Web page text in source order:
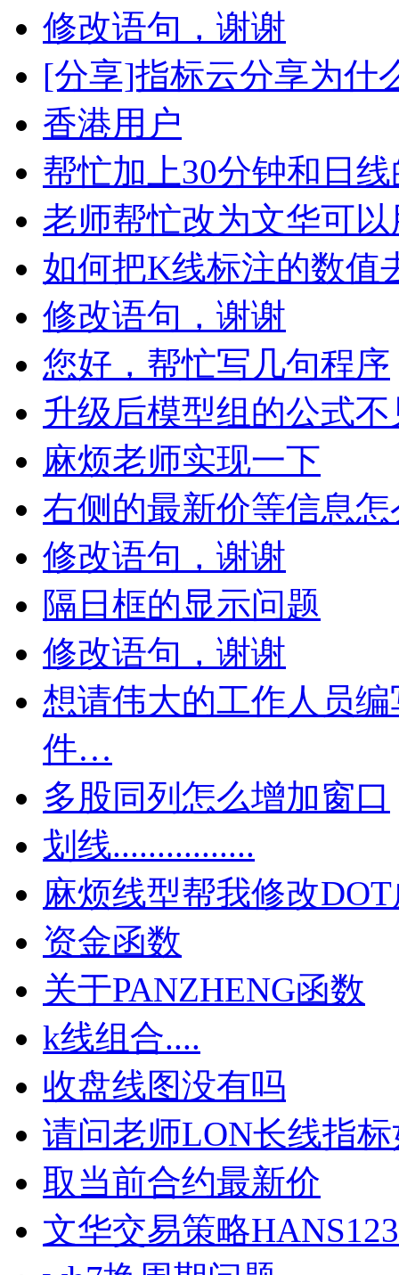
修改语句，谢谢
[分享]指标云分享为什
香港用户
帮忙加上30分钟和日线
老师帮忙改为文华可
如何把K线标注的数值
修改语句，谢谢
您好，帮忙写几句程序
升级后模型组的公式不
麻烦老师实现一下
右侧的最新价等信息
修改语句，谢谢
隔日框的显示问题
修改语句，谢谢
想请伟大的工作人员
件…
多股同列怎么增加窗口
划线................
麻烦线型帮我修改
资金函数
关于PANZHENG函数
k线组合....
收盘线图没有吗
请问老师LON长线指
取当前合约最新价
文华交易策略